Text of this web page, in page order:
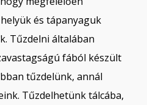
és tápanyaguk
Tűzdelni általában
fából készült
tűzdelünk, annál
Tűzdelhetünk tálcába,